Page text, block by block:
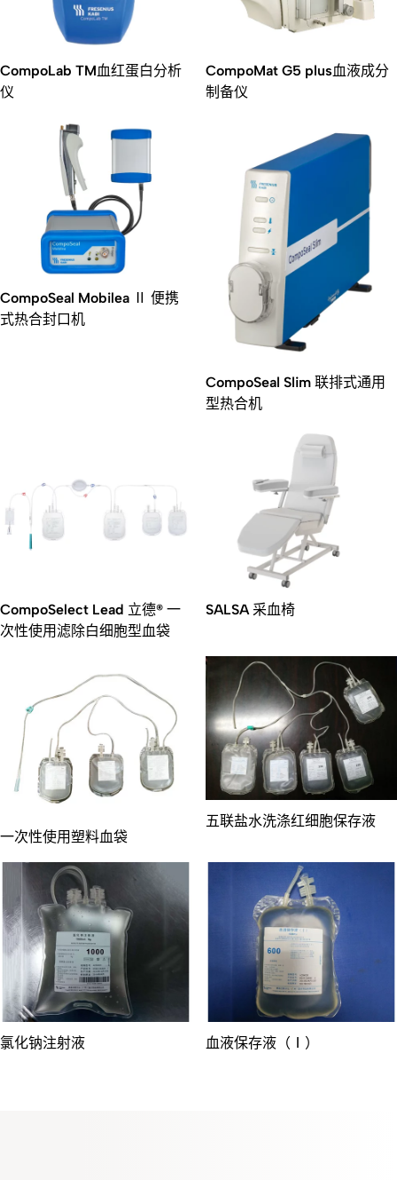
CompoLab TM血红蛋白分析
仪
CompoMat G5 plus血液成分
制备仪
CompoSeal Mobilea Ⅱ 便携
式热合封口机
CompoSeal Slim 联排式通用
型热合机
CompoSelect Lead 立德® 一
次性使用滤除白细胞型血袋
SALSA 采血椅
一次性使用塑料血袋
五联盐水洗涤红细胞保存液
氯化钠注射液 血液保存液（Ⅰ）